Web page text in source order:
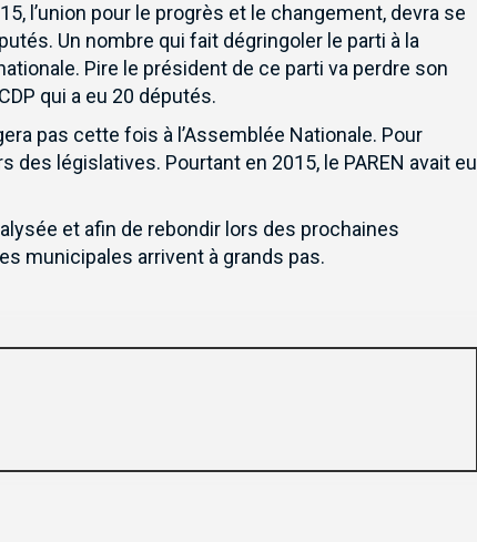
l’union pour le progrès et le changement, devra se
Un nombre qui fait dégringoler le parti à la
Pire le président de ce parti va perdre son
qui a eu 20 députés.
pas cette fois à l’Assemblée Nationale. Pour
des législatives. Pourtant en 2015, le PAREN avait eu
et afin de rebondir lors des prochaines
municipales arrivent à grands pas.
pour recevoir en premier nos informations exclusives